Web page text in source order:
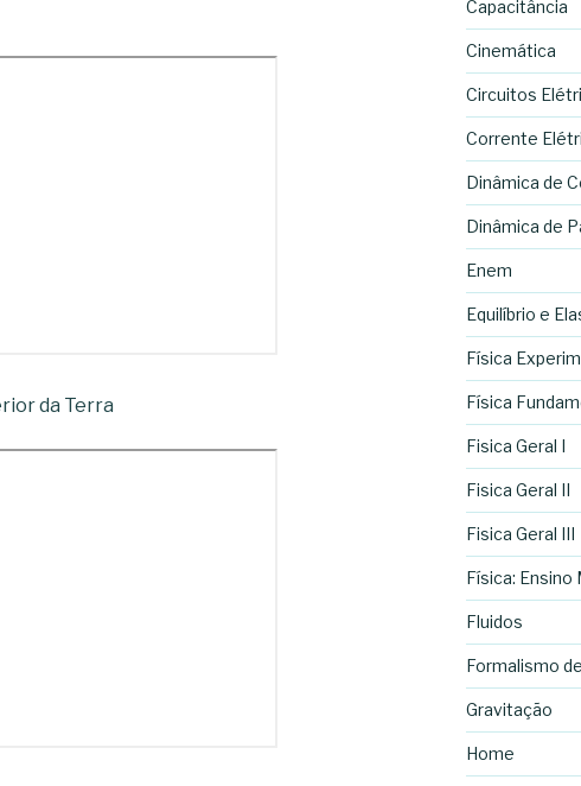
da Terra
Capacitância
Cinemática
Circuitos
Corrente
Dinâmica de
Dinâmica de
Enem
Equilíbrio e
Física
Física
Fisica Geral I
Fisica Geral II
Fisica Geral III
Física: Ensino
Fluidos
Formalismo
Gravitação
Home